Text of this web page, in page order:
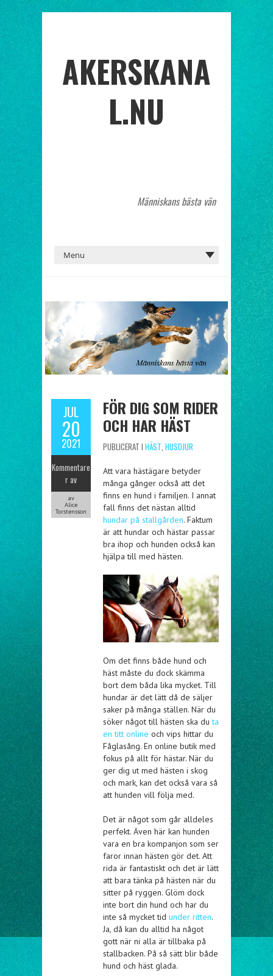
AKERSKANA
L.NU
Människans bästa vän
JUL
20
2021
Kommentare
r av
av
Alice
Torstensson
FÖR DIG SOM RIDER
OCH HAR HÄST
PUBLICERAT I HÄST, HUSDJUR
Att vara hästägare betyder
många gånger också att det
finns en hund i familjen. I annat
fall finns det nästan alltid
hundar på stallgården. Faktum
är att hundar och hästar passar
bra ihop och hunden också kan
hjälpa till med hästen.
Om det finns både hund och
häst måste du dock skämma
bort dem båda lika mycket. Till
hundar är det lätt då de säljer
saker på många ställen. När du
söker något till hästen ska duta
en titt online och vips hittar du
Fåglasång. En online butik med
fokus på allt för hästar. När du
ger dig ut med hästen i skog
och mark, kan det också vara så
att hunden vill följa med.
Det är något som går alldeles
perfekt. Även här kan hunden
vara en bra kompanjon som ser
faror innan hästen gör det. Att
rida är fantastiskt och det är lätt
att bara tänka på hästen när du
sitter på ryggen. Glöm dock
inte bort din hund och har du
inte så mycket tid under ritten.
Ja, då kan du alltid ha något
gott när ni alla är tillbaka på
stallbacken. På så sätt blir både
hund och häst glada.